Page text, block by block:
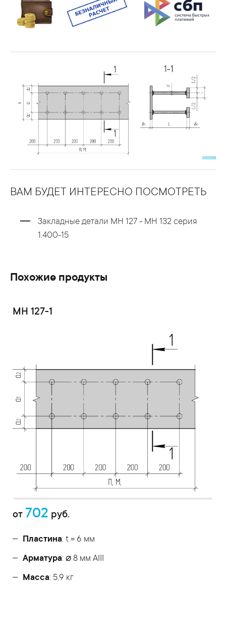
ВАМ БУДЕТ ИНТЕРЕСНО ПОСМОТРЕТЬ
Закладные детали МН 127 - МН 132 серия
1.400-15
Похожие продукты
МН 127-1
от 702 руб.
Пластина: t = 6 мм
Арматура: ⌀ 8 мм АIII
Масса: 5,9 кг